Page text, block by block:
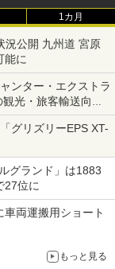
1カ月
況公開 九州道 宮原
能に
ンター・エクストラ
光・旅客輸送向け
グリズリーEPS XT-
グランド」は1883
27位に
両運搬用ショート
もっと見る